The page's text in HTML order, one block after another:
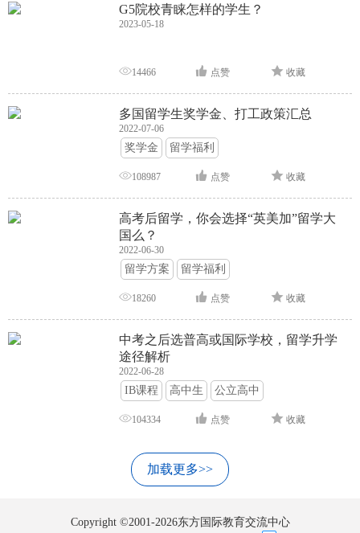
G5院校青睐怎样的学生？
2023-05-18
14466 点赞 收藏
多国留学生奖学金、打工政策汇总
2022-07-06
奖学金 留学福利
108987 点赞 收藏
高考后留学，你会选择“英美加”留学大
国么？
2022-06-30
留学方案 留学福利
18260 点赞 收藏
中考之后选普高或国际学校，留学升学
途径解析
2022-06-28
IB课程 高中生 公立高中
104334 点赞 收藏
加载更多>>
Copyright ©2001-2026东方国际教育交流中心